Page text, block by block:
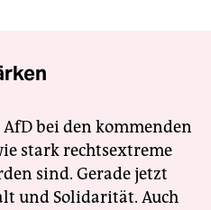
bei den kommenden
stark rechtsextreme
sind. Gerade jetzt
und Solidarität. Auch